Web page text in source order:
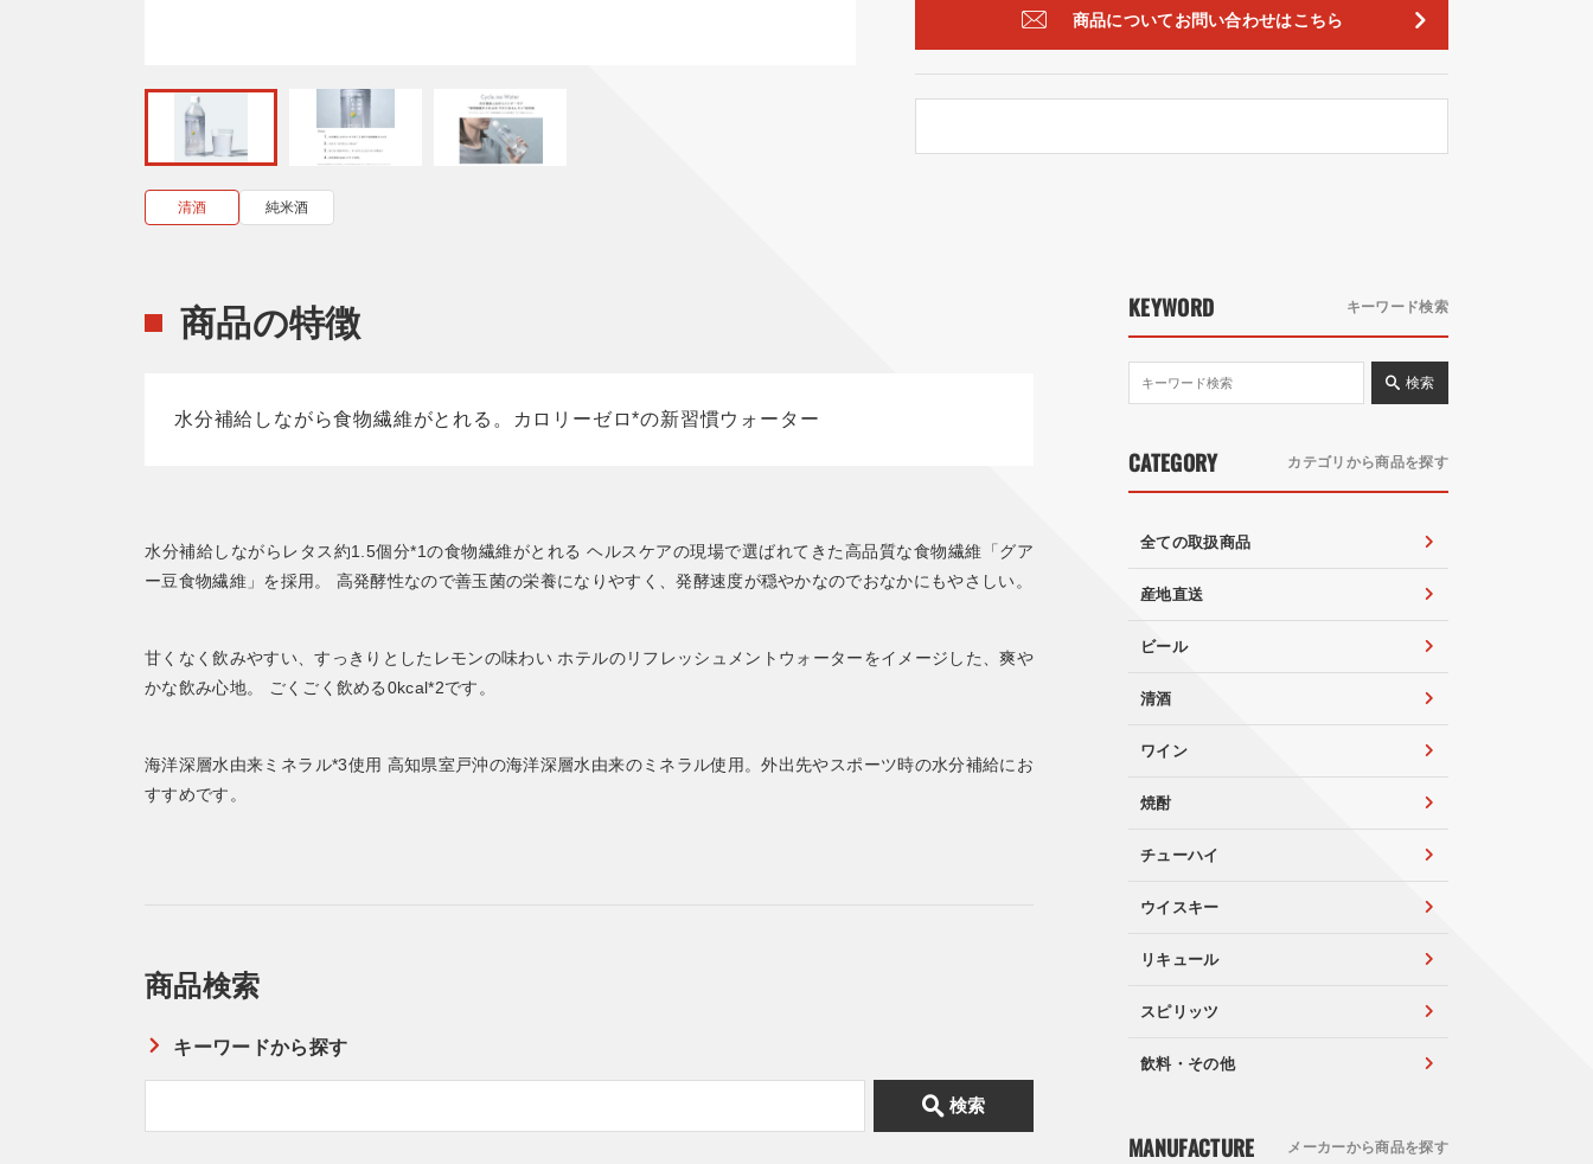
清酒 純米酒
商品についてお問い合わせはこちら
商品の特徴
水分補給しながら食物繊維がとれる。カロリーゼロ*の新習慣ウォーター
水分補給しながらレタス約1.5個分*1の食物繊維がとれる ヘルスケアの現場で選ばれてきた高品質な食物繊維「グア
ー豆食物繊維」を採用。 高発酵性なので善玉菌の栄養になりやすく、発酵速度が穏やかなのでおなかにもやさしい。
甘くなく飲みやすい、すっきりとしたレモンの味わい ホテルのリフレッシュメントウォーターをイメージした、爽や
かな飲み心地。 ごくごく飲める0kcal*2です。
海洋深層水由来ミネラル*3使用 高知県室戸沖の海洋深層水由来のミネラル使用。外出先やスポーツ時の水分補給にお
すすめです。
商品検索
キーワードから探す
検索
KEYWORD キーワード検索
検索
CATEGORY カテゴリから商品を探す
全ての取扱商品
産地直送
ビール
清酒
ワイン
焼酎
チューハイ
ウイスキー
リキュール
スピリッツ
飲料・その他
MANUFACTURE メーカーから商品を探す